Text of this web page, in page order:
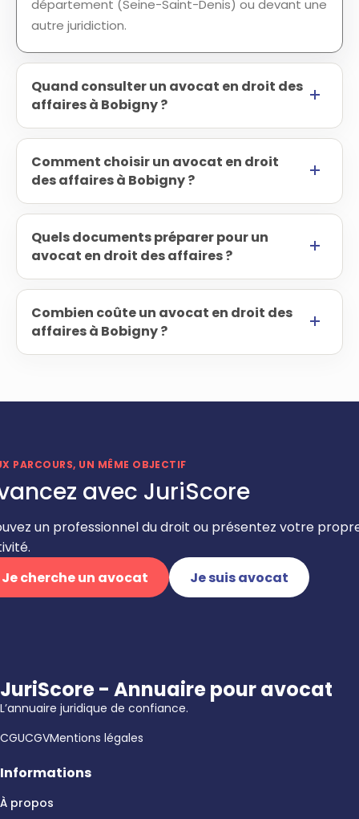
département (Seine-Saint-Denis) ou devant une
autre juridiction.
Quand consulter un avocat en droit des
affaires à Bobigny ?
Comment choisir un avocat en droit
des affaires à Bobigny ?
Quels documents préparer pour un
avocat en droit des affaires ?
Combien coûte un avocat en droit des
affaires à Bobigny ?
PARCOURS, UN MÊME OBJECTIF
avec JuriScore
un professionnel du droit ou présentez votre
Je cherche un avocat
Je suis avocat
JuriScore - Annuaire pour avocat
L’annuaire juridique de confiance.
CGUCGVMentions légales
Informations
À propos